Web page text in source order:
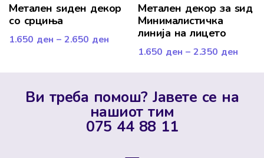
Mетален ѕиден декор
со срциња
1.650 ден – 2.650 ден
Метален декор за ѕид
Минималистичка
линија на лицето
1.650 ден – 2.350 ден
Ви треба помош? Јавете се на
нашиот тим
075 44 88 11